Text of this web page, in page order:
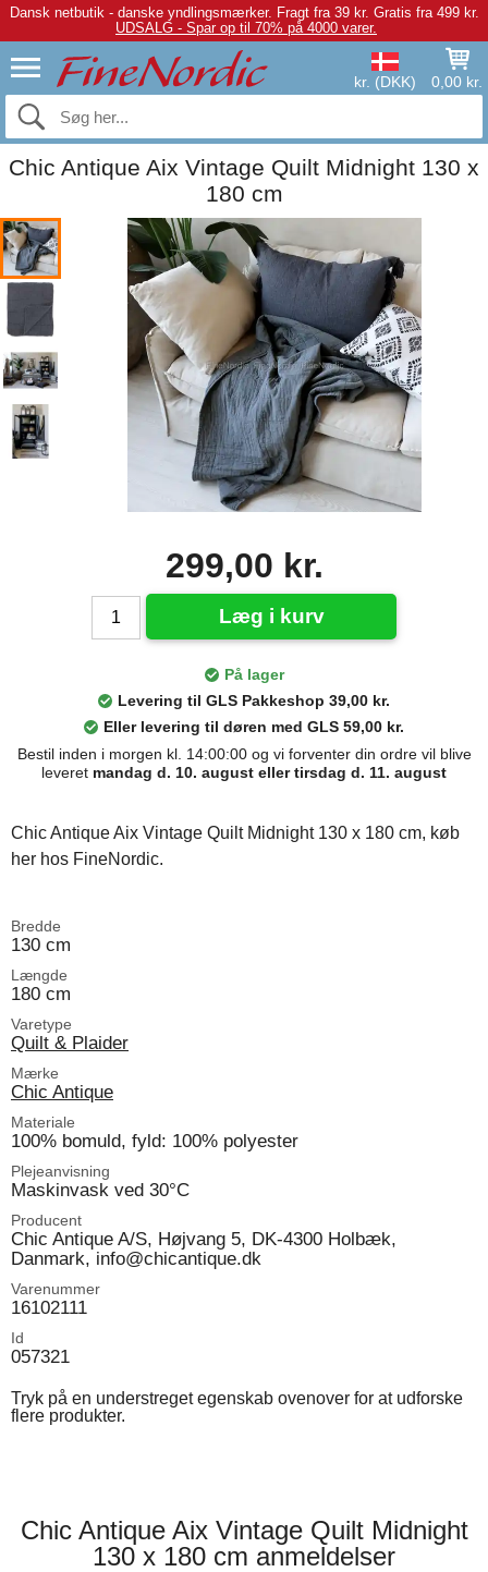
Dansk netbutik - danske yndlingsmærker. Fragt fra 39 kr. Gratis fra 499 kr.
UDSALG - Spar op til 70% på 4000 varer.
kr. (DKK) 0,00 kr.
Chic Antique Aix Vintage Quilt Midnight 130 x
180 cm
299,00 kr.
Læg i kurv
På lager
Levering til GLS Pakkeshop 39,00 kr.
Eller levering til døren med GLS 59,00 kr.
Bestil inden i morgen kl. 14:00:00 og vi forventer din ordre vil blive
leveret mandag d. 10. august eller tirsdag d. 11. august
Chic Antique Aix Vintage Quilt Midnight 130 x 180 cm, køb
her hos FineNordic.
Bredde
130 cm
Længde
180 cm
Varetype
Quilt & Plaider
Mærke
Chic Antique
Materiale
100% bomuld, fyld: 100% polyester
Plejeanvisning
Maskinvask ved 30°C
Producent
Chic Antique A/S, Højvang 5, DK-4300 Holbæk,
Danmark, info@chicantique.dk
Varenummer
16102111
Id
057321
Tryk på en understreget egenskab ovenover for at udforske
flere produkter.
Chic Antique Aix Vintage Quilt Midnight
130 x 180 cm anmeldelser